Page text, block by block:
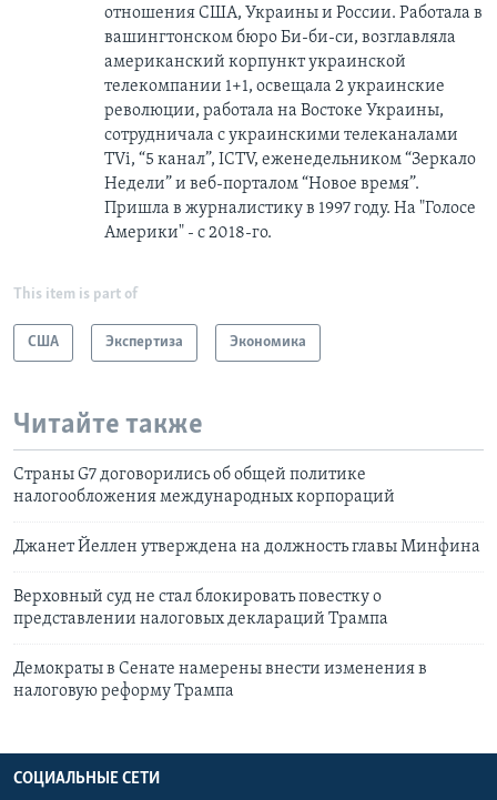
отношения США, Украины и России. Работала в
вашингтонском бюро Би-би-си, возглавляла
американский корпункт украинской
телекомпании 1+1, освещала 2 украинские
революции, работала на Востоке Украины,
сотрудничала с украинскими телеканалами
TVi, “5 канал”, ICTV, еженедельником “Зеркало
Недели” и веб-порталом “Новое время”.
Пришла в журналистику в 1997 году. На "Голосе
Америки" - с 2018-го.
This item is part of
США Экспертиза Экономика
Читайте также
Страны G7 договорились об общей политике
налогообложения международных корпораций
Джанет Йеллен утверждена на должность главы Минфина
Верховный суд не стал блокировать повестку о
представлении налоговых деклараций Трампа
Демократы в Сенате намерены внести изменения в
налоговую реформу Трампа
СОЦИАЛЬНЫЕ СЕТИ